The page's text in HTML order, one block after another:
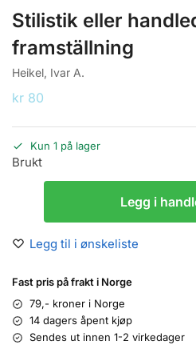
Stilistik eller
framställning
Heikel, Ivar A.
kr 80
Kun 1 på lager
Brukt
Legg i
Legg til i ønskeliste
Fast pris på frakt i Norge
79,- kroner i Norge
14 dagers åpent kjøp
Sendes ut innen 1-2 virkedager